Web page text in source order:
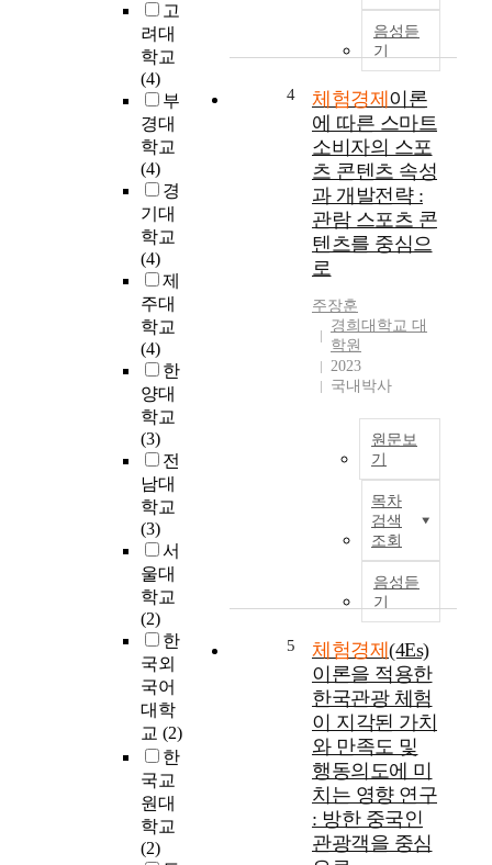
고
려대
학교
(4)
부
경대
학교
(4)
경
기대
학교
(4)
제
주대
학교
(4)
한
양대
학교
(3)
전
남대
학교
(3)
서
울대
학교
(2)
한
국외
국어
대학
교 (2)
한
국교
원대
학교
(2)
:
하
9
음성듣
기
4 체험경제 이론
에 따른 스마트
소비자의 스포
츠 콘텐츠 속성
과 개발전략 :
관람 스포츠 콘
텐츠를 중심으
로
주장훈
경희대학교 대
학원
2023
국내박사
원문보
기
목차
검색
조회
음성듣
기
5 체험경제 (4Es)
이론을 적용한
한국관광 체험
이 지각된 가치
와 만족도 및
행동의도에 미
치는 영향 연구
: 방한 중국인
관광객을 중심